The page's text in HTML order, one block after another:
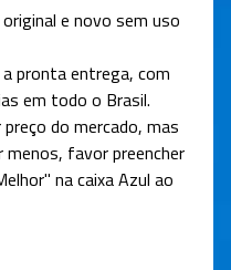
e novo sem uso
pronta entrega, com
em todo o Brasil.
do mercado, mas
favor preencher
na caixa Azul ao